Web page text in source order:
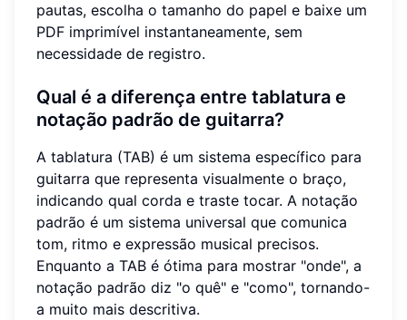
pautas, escolha o tamanho do papel e baixe um
PDF imprimível instantaneamente, sem
necessidade de registro.
Qual é a diferença entre tablatura e
notação padrão de guitarra?
A tablatura (TAB) é um sistema específico para
guitarra que representa visualmente o braço,
indicando qual corda e traste tocar. A notação
padrão é um sistema universal que comunica
tom, ritmo e expressão musical precisos.
Enquanto a TAB é ótima para mostrar "onde", a
notação padrão diz "o quê" e "como", tornando-
a muito mais descritiva.